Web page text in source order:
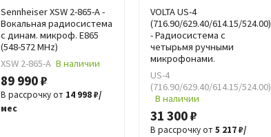
Sennheiser XSW 2-865-A -
Вокальная радиосистема
с динам. микроф. E865
(548-572 MHz)
XSW 2-865-A В наличии
89 990 ₽
В рассрочку от 14 998 ₽/
мес
VOLTA US-4
(716.90/629.40/614.15/524.00)
- Радиосистема с
четырьмя ручными
микрофонами.
US-4
(716.90/629.40/614.15/524.00)
В наличии
31 300 ₽
В рассрочку от5 217 ₽/